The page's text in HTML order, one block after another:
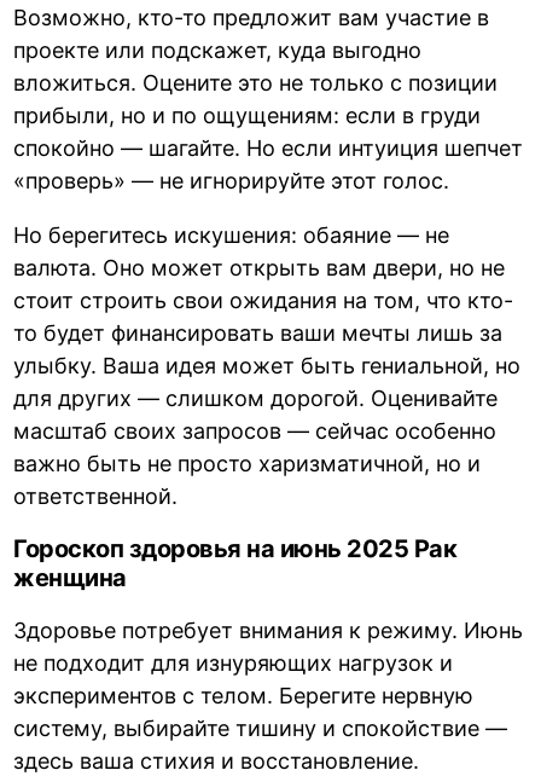
Возможно, кто-то предложит вам участие в
проекте или подскажет, куда выгодно
вложиться. Оцените это не только с позиции
прибыли, но и по ощущениям: если в груди
спокойно — шагайте. Но если интуиция шепчет
«проверь» — не игнорируйте этот голос.
Но берегитесь искушения: обаяние — не
валюта. Оно может открыть вам двери, но не
стоит строить свои ожидания на том, что кто-
то будет финансировать ваши мечты лишь за
улыбку. Ваша идея может быть гениальной, но
для других — слишком дорогой. Оценивайте
масштаб своих запросов — сейчас особенно
важно быть не просто харизматичной, но и
ответственной.
Гороскоп здоровья на июнь 2025 Рак
женщина
Здоровье потребует внимания к режиму. Июнь
не подходит для изнуряющих нагрузок и
экспериментов с телом. Берегите нервную
систему, выбирайте тишину и спокойствие —
здесь ваша стихия и восстановление.